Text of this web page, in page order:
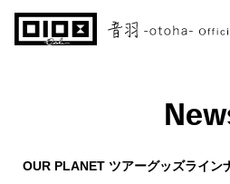
OUR PLANET ツアーグッズライン